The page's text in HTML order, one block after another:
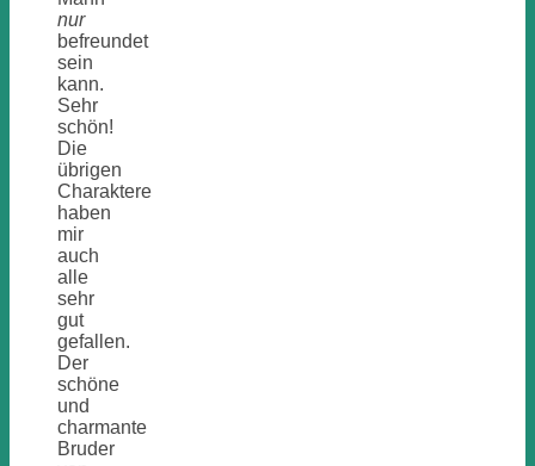
nur
befreundet
sein
kann.
Sehr
schön!
Die
übrigen
Charaktere
haben
mir
auch
alle
sehr
gut
gefallen.
Der
schöne
und
charmante
Bruder